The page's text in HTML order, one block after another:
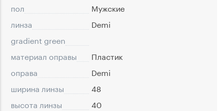
пол
Мужские
линза
Demi
gradient green
материал оправы
Пластик
оправа
Demi
ширина линзы
48
высота линзы
40